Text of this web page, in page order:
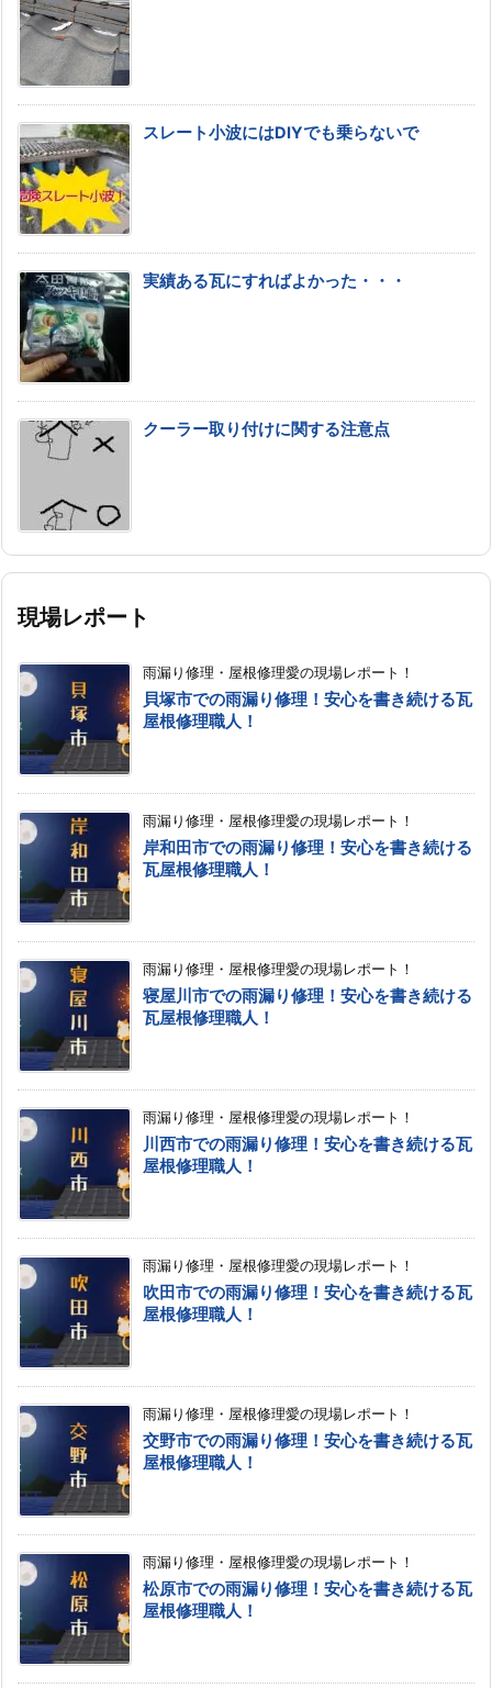
スレート小波にはDIYでも乗らないで
実績ある瓦にすればよかった・・・
クーラー取り付けに関する注意点
現場レポート
雨漏り修理・屋根修理愛の現場レポート！
貝塚市での雨漏り修理！安心を書き続ける瓦
屋根修理職人！
雨漏り修理・屋根修理愛の現場レポート！
岸和田市での雨漏り修理！安心を書き続ける
瓦屋根修理職人！
雨漏り修理・屋根修理愛の現場レポート！
寝屋川市での雨漏り修理！安心を書き続ける
瓦屋根修理職人！
雨漏り修理・屋根修理愛の現場レポート！
川西市での雨漏り修理！安心を書き続ける瓦
屋根修理職人！
雨漏り修理・屋根修理愛の現場レポート！
吹田市での雨漏り修理！安心を書き続ける瓦
屋根修理職人！
雨漏り修理・屋根修理愛の現場レポート！
交野市での雨漏り修理！安心を書き続ける瓦
屋根修理職人！
雨漏り修理・屋根修理愛の現場レポート！
松原市での雨漏り修理！安心を書き続ける瓦
屋根修理職人！